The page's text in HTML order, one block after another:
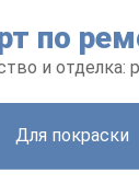
по
и отделка:
Для покраски